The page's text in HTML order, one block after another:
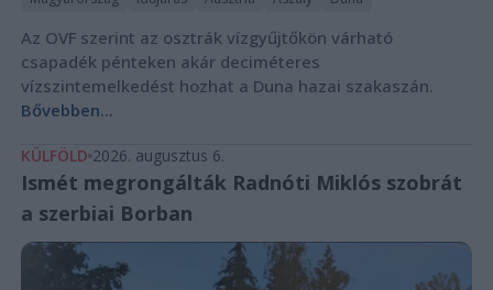
Az OVF szerint az osztrák vízgyűjtőkön várható
csapadék pénteken akár deciméteres
vízszintemelkedést hozhat a Duna hazai szakaszán.
Bővebben...
KÜLFÖLD 2026. augusztus 6.
Ismét megrongálták Radnóti Miklós szobrát
a szerbiai Borban